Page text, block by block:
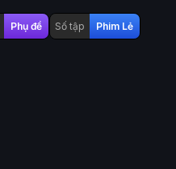
Phụ đề Số tập Phim Lẻ